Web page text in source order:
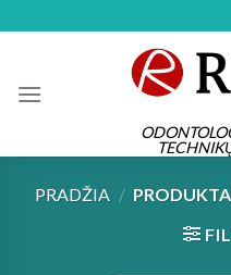
PRADŽIA /